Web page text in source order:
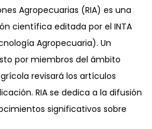
Agropecuarias (RIA) es una
científica editada por el INTA
Agropecuaria). Un
por miembros del ámbito
revisará los artículos
RIA se dedica a la difusión
significativos sobre